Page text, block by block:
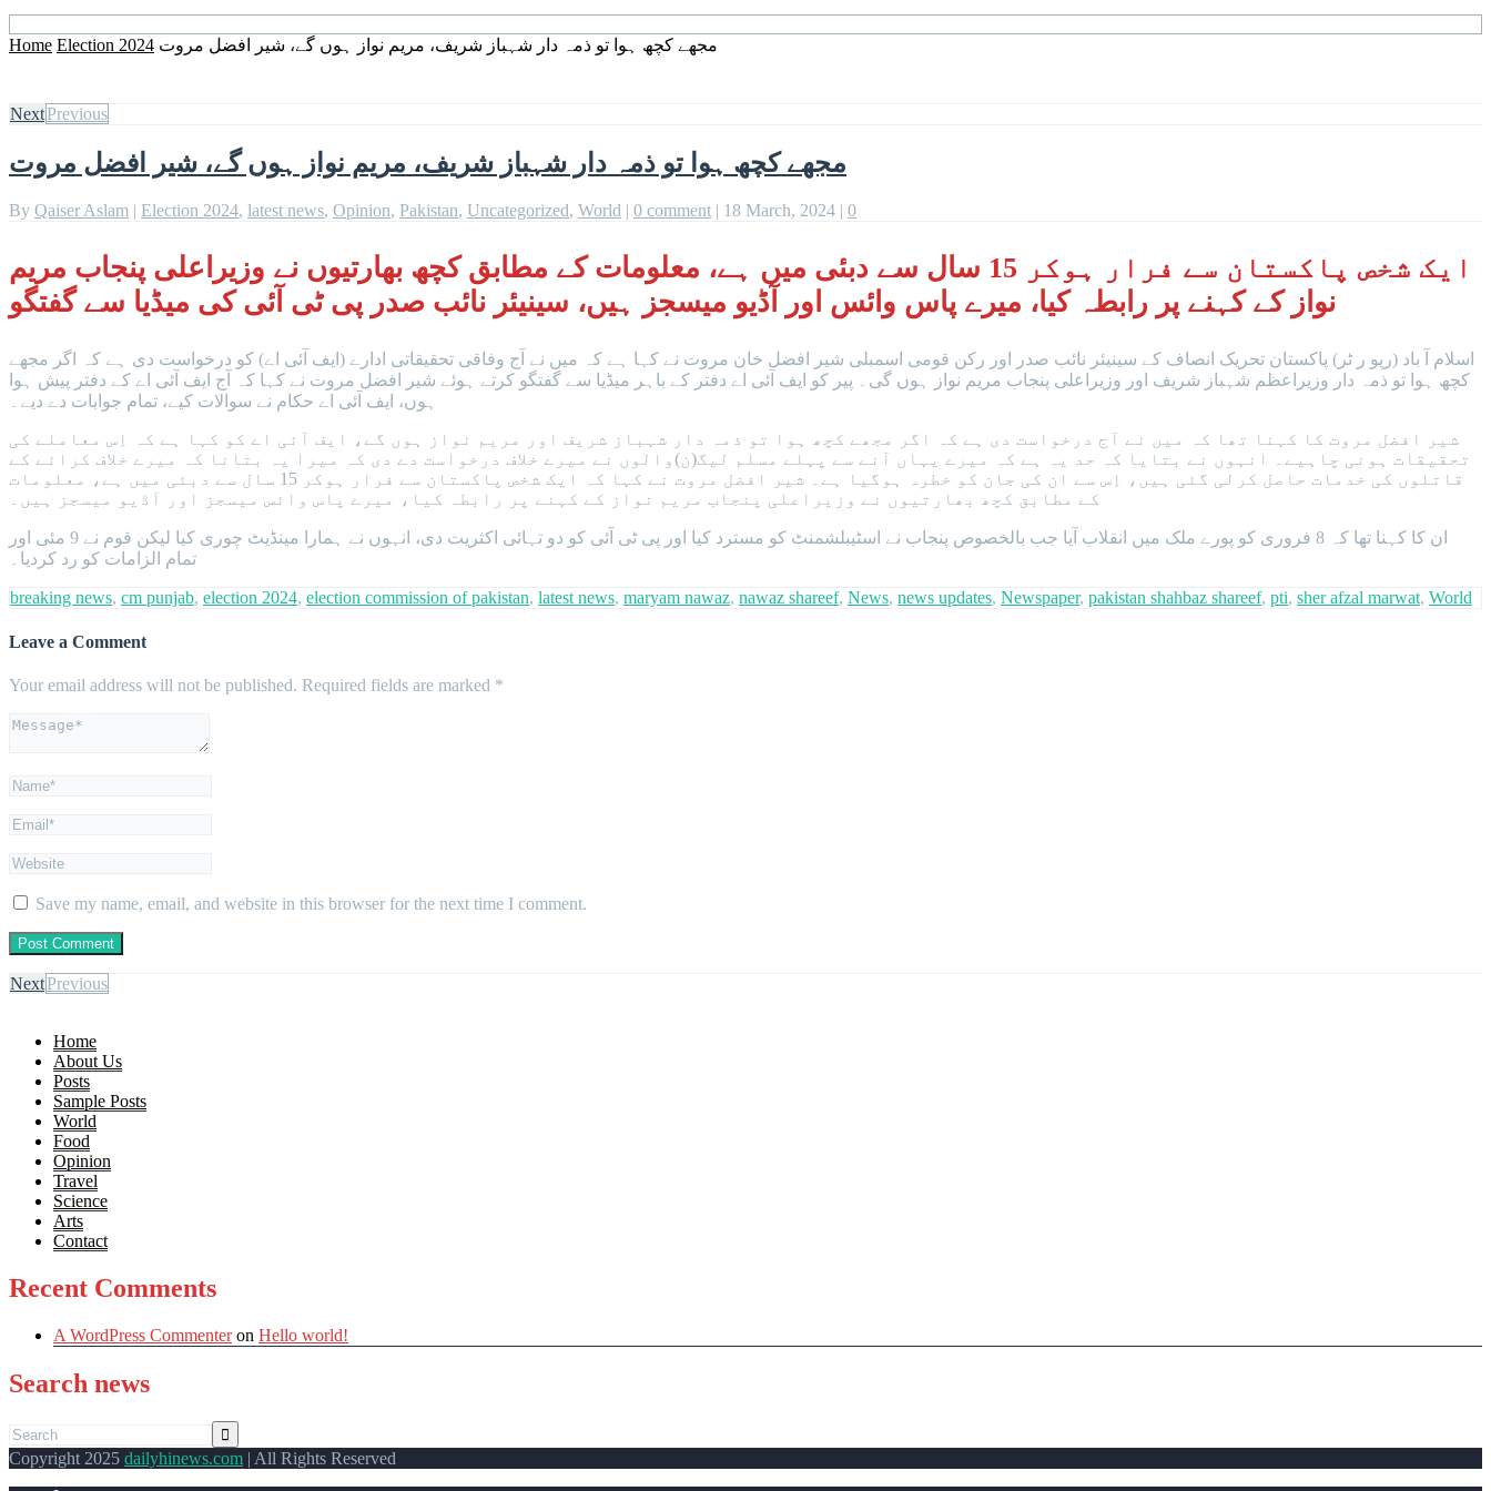
Home Election 2024 مجھے کچھ ہوا تو ذمہ دار شہباز شریف، مریم نواز ہوں گے، شیر افضل مروت
NextPrevious
مجھے کچھ ہوا تو ذمہ دار شہباز شریف، مریم نواز ہوں گے، شیر افضل مروت
By Qaiser Aslam | Election 2024, latest news, Opinion, Pakistan, Uncategorized, World | 0 comment | 18 March, 2024 | 0
ایک شخص پاکستان سے فرار ہوکر 15 سال سے دبئی میں ہے، معلومات کے مطابق کچھ بھارتیوں نے وزیراعلی پنجاب مریم
نواز کے کہنے پر رابطہ کیا، میرے پاس وائس اور آڈیو میسجز ہیں، سینیئر نائب صدر پی ٹی آئی کی میڈیا سے گفتگو
اسلام آ باد (رپو ر ٹر) پاکستان تحریک انصاف کے سینیئر نائب صدر اور رکن قومی اسمبلی شیر افضل خان مروت نے کہا ہے کہ میں نے آج وفاقی تحقیقاتی ادارے (ایف آئی اے) کو درخواست دی ہے کہ اگر مجھے
کچھ ہوا تو ذمہ دار وزیراعظم شہباز شریف اور وزیراعلی پنجاب مریم نواز ہوں گی۔ پیر کو ایف آئی اے دفتر کے باہر میڈیا سے گفتگو کرتے ہوئے شیر افضل مروت نے کہا کہ آج ایف آئی اے کے دفتر پیش ہوا
ہوں، ایف آئی اے حکام نے سوالات کیے، تمام جوابات دے دیے۔
شیر افضل مروت کا کہنا تھا کہ میں نے آج درخواست دی ہے کہ اگر مجھے کچھ ہوا تو ذمہ دار شہباز شریف اور مریم نواز ہوں گے، ایف آئی اے کو کہا ہے کہ اِس معاملے کی
تحقیقات ہونی چاہیے۔ انہوں نے بتایا کہ حد یہ ہے کہ میرے یہاں آنے سے پہلے مسلم لیگ(ن)والوں نے میرے خلاف درخواست دے دی کہ میرا یہ بتانا کہ میرے خلاف کرائے کے
قاتلوں کی خدمات حاصل کرلی گئی ہیں، اِس سے ان کی جان کو خطرہ ہوگیا ہے۔ شیر افضل مروت نے کہا کہ ایک شخص پاکستان سے فرار ہوکر 15 سال سے دبئی میں ہے، معلومات
کے مطابق کچھ بھارتیوں نے وزیراعلی پنجاب مریم نواز کے کہنے پر رابطہ کیا، میرے پاس وائس میسجز اور آڈیو میسجز ہیں۔
ان کا کہنا تھا کہ 8 فروری کو پورے ملک میں انقلاب آیا جب بالخصوص پنجاب نے اسٹیبلشمنٹ کو مسترد کیا اور پی ٹی آئی کو دو تہائی اکثریت دی، انہوں نے ہمارا مینڈیٹ چوری کیا لیکن قوم نے 9 مئی اور
تمام الزامات کو رد کردیا۔
breaking news, cm punjab, election 2024, election commission of pakistan, latest news, maryam nawaz, nawaz shareef, News, news updates, Newspaper, pakistan shahbaz shareef, pti, sher afzal marwat, World
Leave a Comment
Your email address will not be published. Required fields are marked *
Save my name, email, and website in this browser for the next time I comment.
NextPrevious
Home
About Us
Posts
Sample Posts
World
Food
Opinion
Travel
Science
Arts
Contact
Recent Comments
A WordPress Commenteron Hello world!
Search news
Copyright 2025 dailyhinews.com | All Rights Reserved